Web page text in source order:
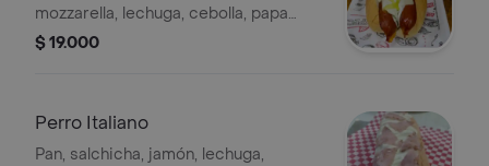
mozzarella, lechuga, cebolla, papa
fosforito, salsa tártara y salsa de piña.
$ 19.000
Perro Italiano
Pan, salchicha, jamón, lechuga,